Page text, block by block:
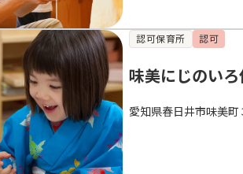
認可保育所 認可
味美にじのい
愛知県春日井市味美